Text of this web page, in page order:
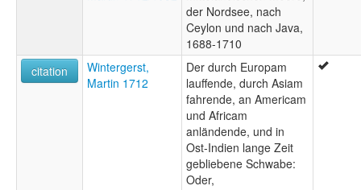
der Nordsee, nach
Ceylon und nach Java,
1688-1710
citation
Wintergerst,
Martin 1712
Der durch Europam
lauffende, durch Asiam
fahrende, an Americam
und Africam
anländende, und in
Ost-Indien lange Zeit
gebliebene Schwabe:
Oder,